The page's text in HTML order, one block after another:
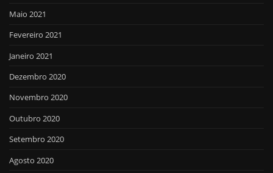
Maio 2021
Fevereiro 2021
Janeiro 2021
Dezembro 2020
Novembro 2020
Outubro 2020
Setembro 2020
Agosto 2020